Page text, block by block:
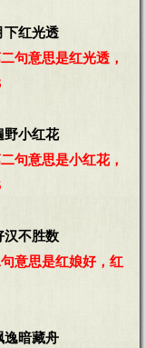
下红光透
句意思是红光透，
野小红花
句意思是小红花，
汉不胜数
意思是红娘好，红
逸暗藏舟